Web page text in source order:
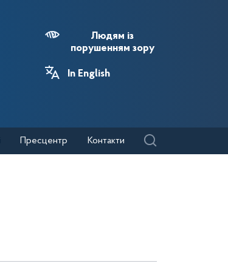
Людям із
порушенням зору
In English
Пресцентр Контакти